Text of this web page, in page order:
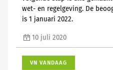
wet- en regelgeving. De
is 1 januari 2022.
10 juli 2020
VN VANDAAG